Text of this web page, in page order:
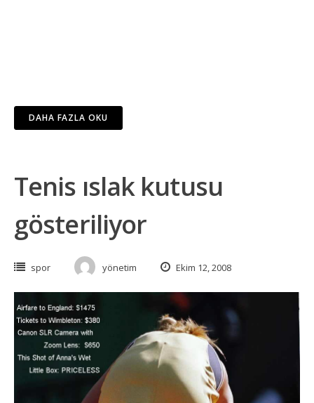
DAHA FAZLA OKU
Tenis ıslak kutusu
gösteriliyor
spor yönetim Ekim 12, 2008